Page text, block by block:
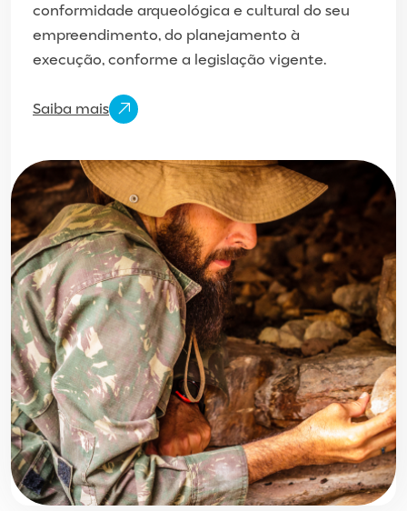
conformidade arqueológica e cultural do seu
empreendimento, do planejamento à
execução, conforme a legislação vigente.
Saiba mais